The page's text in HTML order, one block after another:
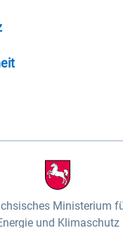
Ministerium
und Klimaschutz